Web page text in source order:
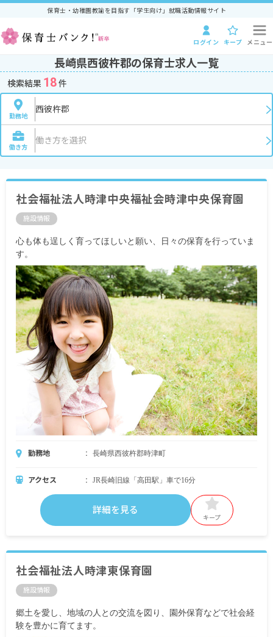
保育士・幼稚園教諭を目指す「学生向け」就職活動情報サイト
ログイン キープ メニュー
長崎県西彼杵郡の保育士求人一覧
検索結果 18件
勤務地
西彼杵郡
働き方
働き方を選択
社会福祉法人時津中央福祉会時津中央保育園
施設情報
心も体も逞しく育ってほしいと願い、日々の保育を行っていま
す。
勤務地 長崎県西彼杵郡時津町
アクセス JR長崎旧線「高田駅」車で16分
詳細を見る
キープ
社会福祉法人時津東保育園
施設情報
郷土を愛し、地域の人との交流を図り、園外保育などで社会経
験を豊かに育てます。